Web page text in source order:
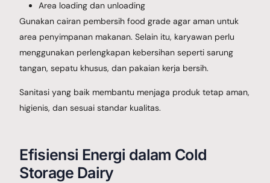
Area loading dan unloading
Gunakan cairan pembersih food grade agar aman untuk
area penyimpanan makanan. Selain itu, karyawan perlu
menggunakan perlengkapan kebersihan seperti sarung
tangan, sepatu khusus, dan pakaian kerja bersih.
Sanitasi yang baik membantu menjaga produk tetap aman,
higienis, dan sesuai standar kualitas.
Efisiensi Energi dalam Cold
Storage Dairy